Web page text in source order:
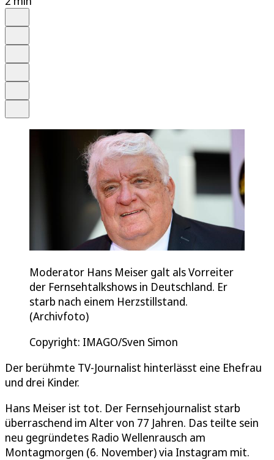
Moderator Hans Meiser galt als Vorreiter
der Fernsehtalkshows in Deutschland. Er
starb nach einem Herzstillstand.
(Archivfoto)
Copyright: IMAGO/Sven Simon
Der berühmte TV-Journalist hinterlässt eine Ehefrau
und drei Kinder.
Hans Meiser ist tot. Der Fernsehjournalist starb
überraschend im Alter von 77 Jahren. Das teilte sein
neu gegründetes Radio Wellenrausch am
Montagmorgen (6. November) via Instagram mit.